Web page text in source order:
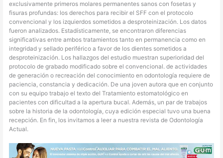
exclusivamente primeros molares permanentes sanos con fosetas y
fisuras profundas: los derechos para recibir el SFF con el protocolo
convencional y los izquierdos sometidos a desproteinización. Los datos
fueron analizados. Estadísticamente, se encontraron diferencias
significativas entre ambos tratamientos tanto en permanencia como en
integridad y sellado periférico a favor de los dientes sometidos a
desproteinización. Los hallazgos del estudio muestran superioridad del
protocolo de grabado modificado sobre el convencional. de actividades
de generación o recreación del conocimiento en odontología requiere de
paciencia, constancia y dedicación. De una joven autora que en conjunto
con su equipo trabajo el texto del Tratamiento estomatológico en
pacientes con dificultad a la apertura bucal. Además, un par de trabajos
sobre la historia de la odontología, cuya edición especial tuvo una buena
recepción. En fin, los invitamos a leer a nuestra revista de Odontología
Actual.